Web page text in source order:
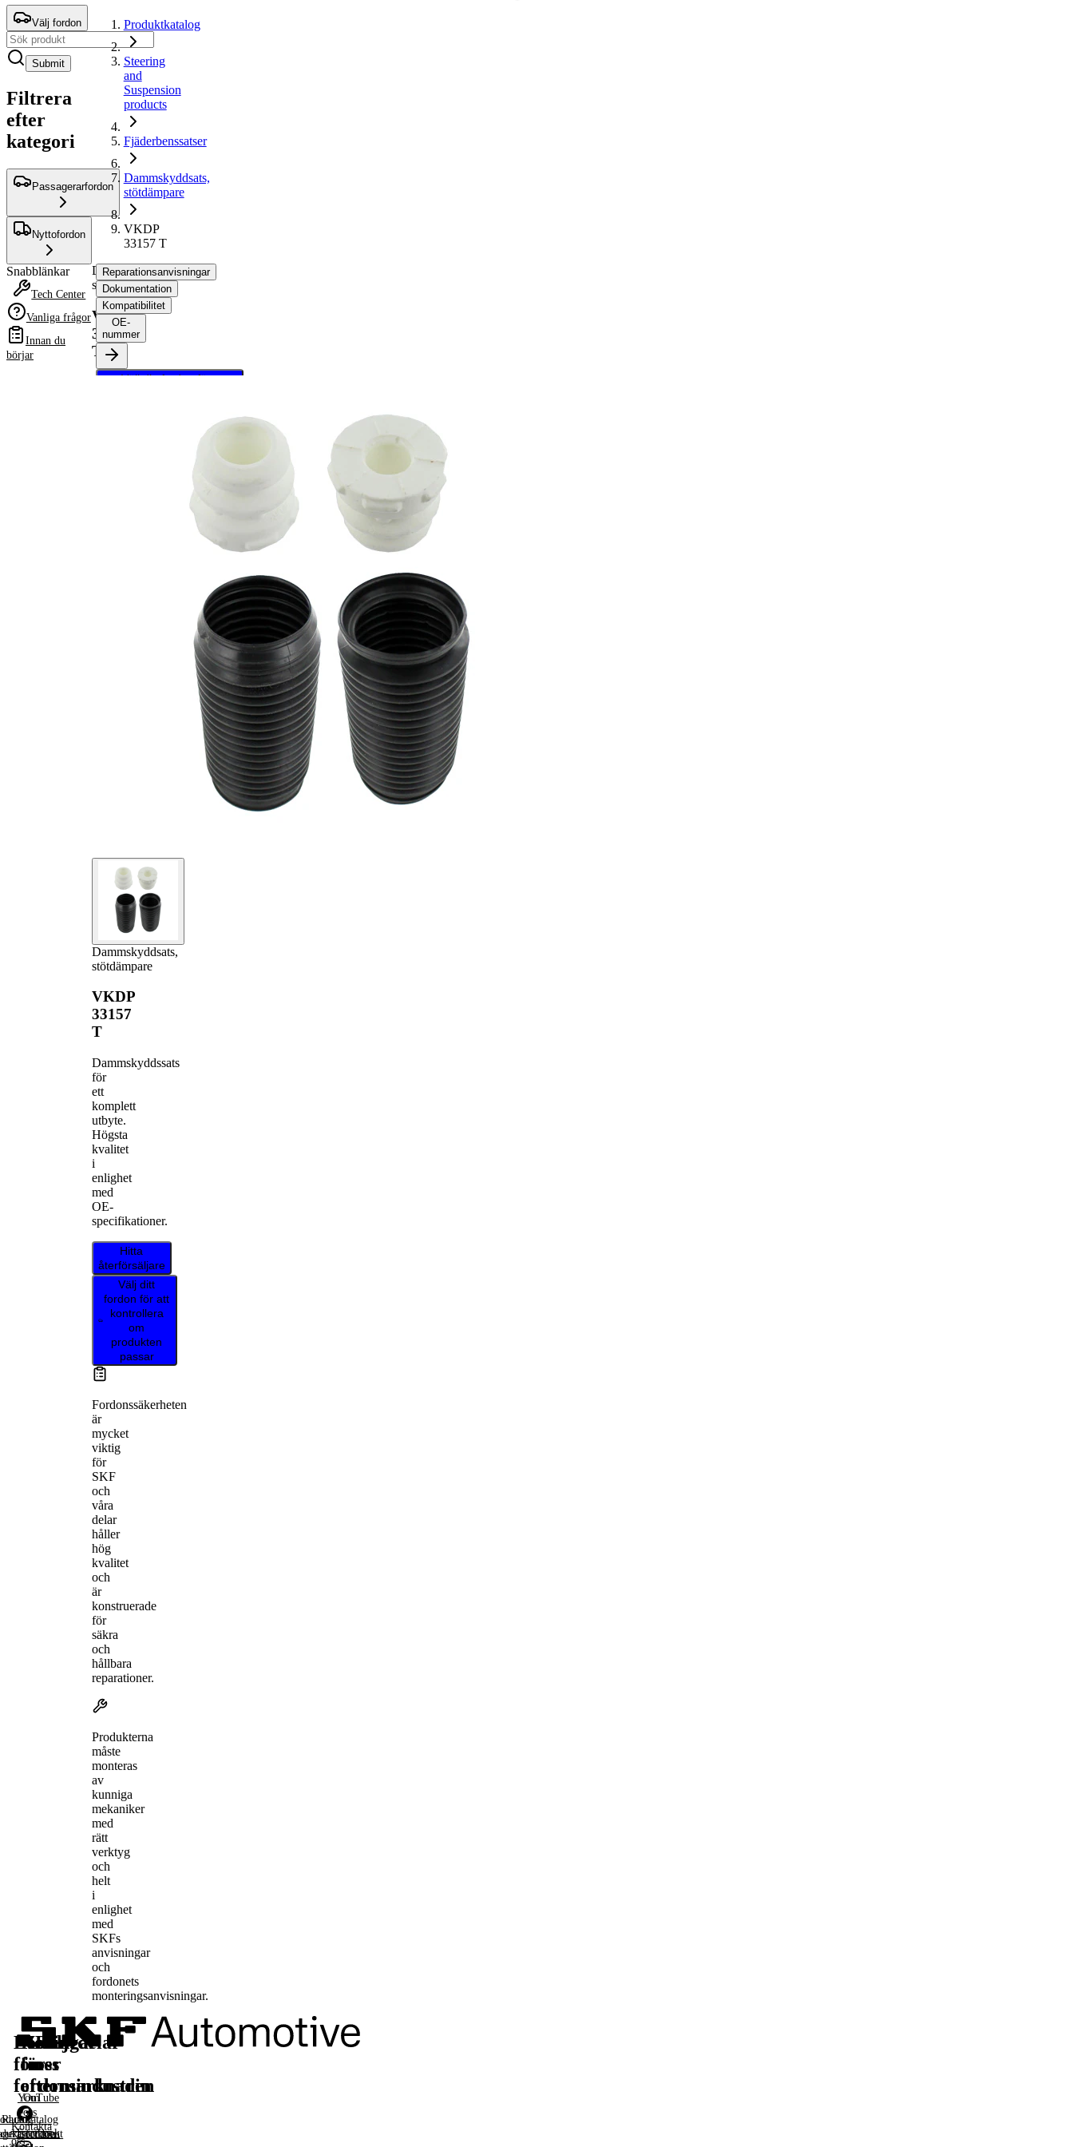
Välj fordon
Submit
Filtrera
efter
kategori
Passagerarfordon
Nyttofordon
Snabblänkar
Tech Center
Vanliga frågor
Innan du
börjar
Produktkatalog
Steering
and
Suspension
products
Fjäderbenssatser
Dammskyddsats,
stötdämpare
VKDP
33157 T
Dammskyddsats,
stötdämpare
VKDP
33157
T
Dammskyddsats,
stötdämpare
VKDP
33157
T
Dammskyddssats
för
ett
komplett
utbyte.
Högsta
kvalitet
i
enlighet
med
OE-
specifikationer.
Hitta
återförsäljare
Välj ditt
fordon för att
kontrollera
om
produkten
passar
Fordonssäkerheten
är
mycket
viktig
för
SKF
och
våra
delar
håller
hög
kvalitet
och
är
konstruerade
för
säkra
och
hållbara
reparationer.
Produkterna
måste
monteras
av
kunniga
mekaniker
med
rätt
verktyg
och
helt
i
enlighet
med
SKFs
anvisningar
och
fordonets
monteringsanvisningar.
Reparationsanvisningar
Dokumentation
Kompatibilitet
OE-
nummer
Välj ditt fordon för att
Lösningar
för
fordonsindustrin
Racing
Reservdelar
för
eftermarknaden
Läs
mer
Om
oss
Kontakta
oss
Följ
oss
YouTube
Facebook